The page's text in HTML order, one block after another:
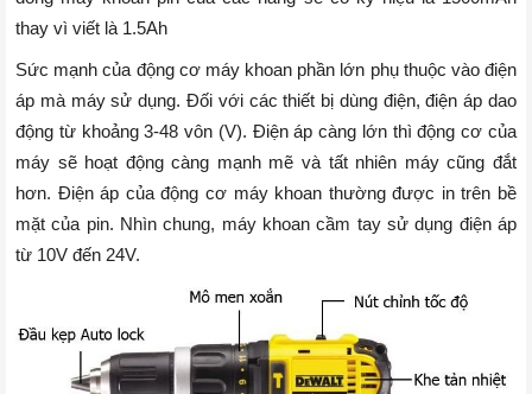
thay vì viết là 1.5Ah
Sức mạnh của động cơ máy khoan phần lớn phụ thuộc vào điện
áp mà máy sử dụng. Đối với các thiết bị dùng điện, điện áp dao
động từ khoảng 3-48 vôn (V). Điện áp càng lớn thì động cơ của
máy sẽ hoạt động càng mạnh mẽ và tất nhiên máy cũng đắt
hơn. Điện áp của động cơ máy khoan thường được in trên bề
mặt của pin. Nhìn chung, máy khoan cầm tay sử dụng điện áp
từ 10V đến 24V.